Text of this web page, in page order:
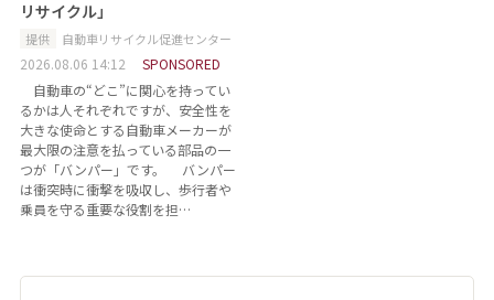
リサイクル」
提供 自動車リサイクル促進センター
2026.08.06 14:12
SPONSORED
自動車の“どこ”に関心を持ってい
るかは人それぞれですが、安全性を
大きな使命とする自動車メーカーが
最大限の注意を払っている部品の一
つが「バンパー」です。 バンパー
は衝突時に衝撃を吸収し、歩行者や
乗員を守る重要な役割を担…